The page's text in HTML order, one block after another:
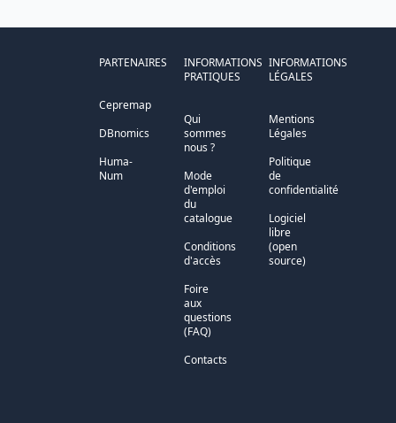
PARTENAIRES
Cepremap
DBnomics
Huma-
Num
INFORMATIONS
PRATIQUES
Qui
sommes
nous ?
Mode
d'emploi
du
catalogue
Conditions
d'accès
Foire
aux
questions
(FAQ)
Contacts
INFORMATIONS
LÉGALES
Mentions
Légales
Politique
de
confidentialité
Logiciel
libre
(open
source)